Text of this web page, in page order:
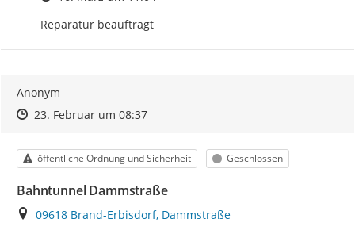
Reparatur beauftragt
Anonym
Zeitpunkt des Erstellens
Zeitpunkt des Erstellens
23. Februar um 08:37Zur Äußerung
Kategorie
öffentliche Ordnung und Sicherheit Status
Geschlossen
Bahntunnel Dammstraße
Ort
09618 Brand-Erbisdorf, Dammstraße